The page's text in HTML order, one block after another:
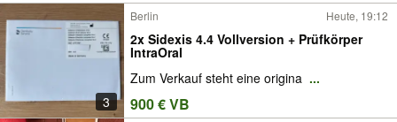
3
Berlin Heute, 19:12
2x Sidexis 4.4 Vollversion + Prüfkörper
IntraOral
Zum Verkauf steht eine origina ...
900 € VB